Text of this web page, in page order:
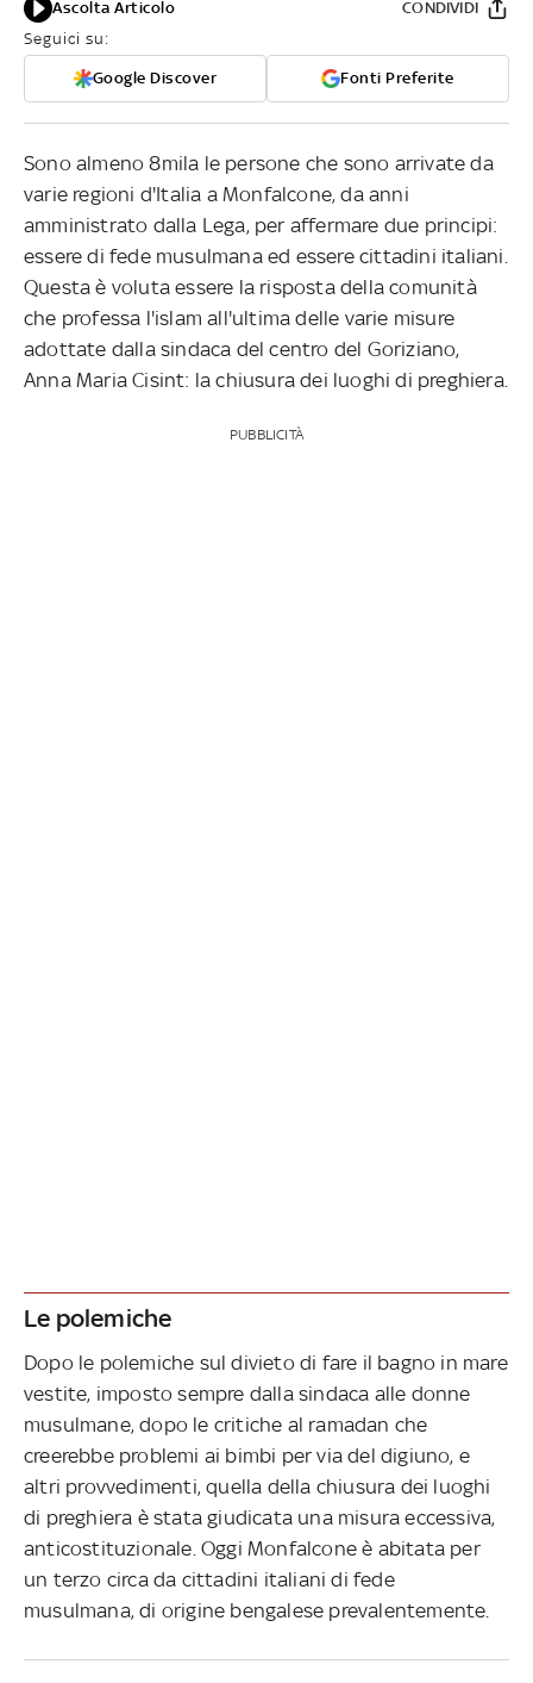
Ascolta Articolo
Seguici su:
Google Discover Fonti Preferite
CONDIVIDI
Sono almeno 8mila le persone che sono arrivate da
varie regioni d'Italia a Monfalcone, da anni
amministrato dalla Lega, per affermare due principi:
essere di fede musulmana ed essere cittadini italiani.
Questa è voluta essere la risposta della comunità
che professa l'islam all'ultima delle varie misure
adottate dalla sindaca del centro del Goriziano,
Anna Maria Cisint: la chiusura dei luoghi di preghiera.
PUBBLICITÀ
Le polemiche
Dopo le polemiche sul divieto di fare il bagno in mare
vestite, imposto sempre dalla sindaca alle donne
musulmane, dopo le critiche al ramadan che
creerebbe problemi ai bimbi per via del digiuno, e
altri provvedimenti, quella della chiusura dei luoghi
di preghiera è stata giudicata una misura eccessiva,
anticostituzionale. Oggi Monfalcone è abitata per
un terzo circa da cittadini italiani di fede
musulmana, di origine bengalese prevalentemente.